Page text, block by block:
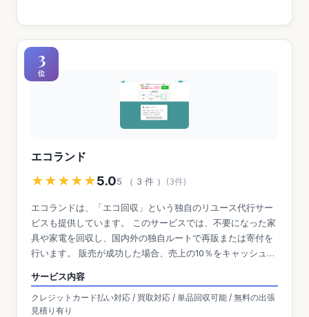
3
位
エコランド
★★★★★5.05 （ 3 件 ） (3件)
エコランドは、「エコ回収」という独自のリユース代行サー
ビスも提供しています。 このサービスでは、不要になった家
具や家電を回収し、国内外の独自ルートで再販または寄付を
行います。 販売が成功した場合、売上の10％をキャッシュバ
の搬出もスタッフが対応するため、利用者の負担が少なく、
環境にも配慮したサービスを提供しています。
サービス内容
クレジットカード払い対応 / 買取対応 / 単品回収可能 / 無料の出張
見積り有り